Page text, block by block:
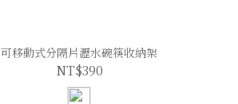
可移動式分隔片瀝水碗筷收納架
NT$390